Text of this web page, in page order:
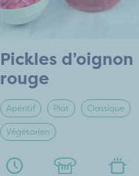
Pickles d’oignon
rouge
Apéritif Plat Classique
Végétarien